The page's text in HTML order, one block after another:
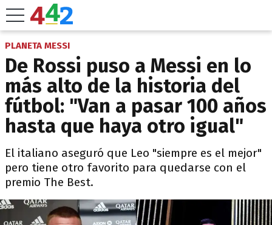
PLANETA MESSI
De Rossi puso a Messi en lo
más alto de la historia del
fútbol: "Van a pasar 100 años
hasta que haya otro igual"
El italiano aseguró que Leo "siempre es el mejor"
pero tiene otro favorito para quedarse con el
premio The Best.